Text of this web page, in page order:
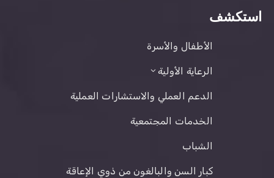
استكشف
الأطفال والأسرة
الرعاية الأولية
الدعم العملي والاستشارات العملية
الخدمات المجتمعية
الشباب
كبار السن والبالغون من ذوي الإعاقة